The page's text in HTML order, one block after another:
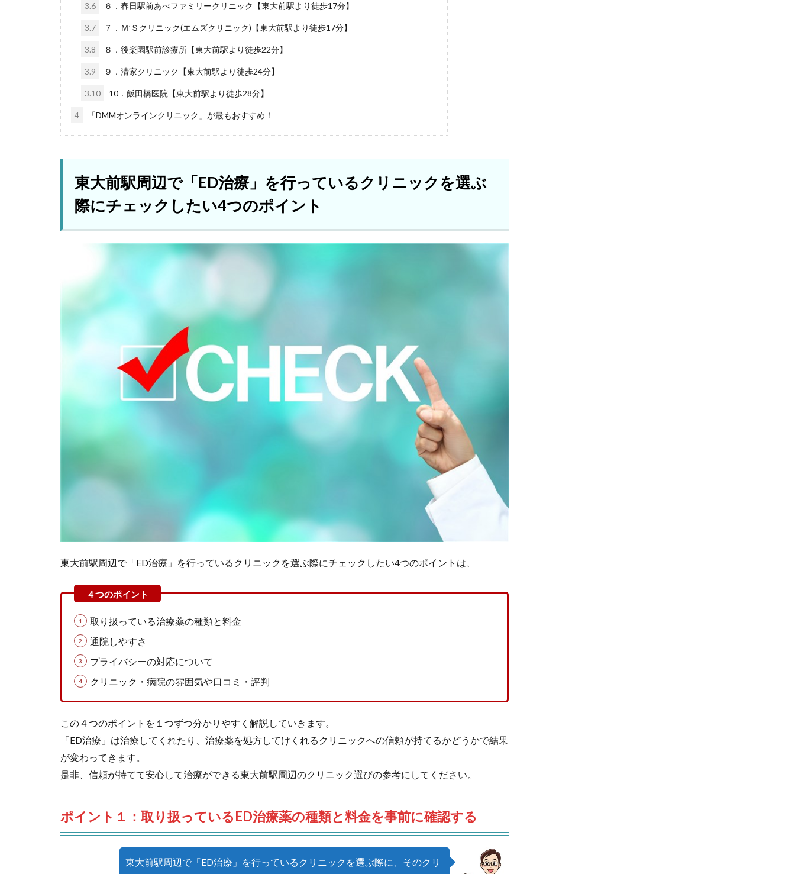
3.6 ６．春日駅前あべファミリークリニック【東大前駅より徒歩17分】
3.7 ７．Ｍ’Ｓクリニック(エムズクリニック)【東大前駅より徒歩17分】
3.8 ８．後楽園駅前診療所【東大前駅より徒歩22分】
3.9 ９．清家クリニック【東大前駅より徒歩24分】
3.10 10．飯田橋医院【東大前駅より徒歩28分】
4 「DMMオンラインクリニック」が最もおすすめ！
東大前駅周辺で「ED治療」を行っているクリニックを選ぶ
際にチェックしたい4つのポイント
東大前駅周辺で「ED治療」を行っているクリニックを選ぶ際にチェックしたい4つのポイントは、
取り扱っている治療薬の種類と料金
通院しやすさ
プライバシーの対応について
クリニック・病院の雰囲気や口コミ・評判
この４つのポイントを１つずつ分かりやすく解説していきます。
「ED治療」は治療してくれたり、治療薬を処方してけくれるクリニックへの信頼が持てるかどうかで結果
が変わってきます。
是非、信頼が持てて安心して治療ができる東大前駅周辺のクリニック選びの参考にしてください。
ポイント１：取り扱っているED治療薬の種類と料金を事前に確認する
東大前駅周辺で「ED治療」を行っているクリニックを選ぶ際に、そのクリ